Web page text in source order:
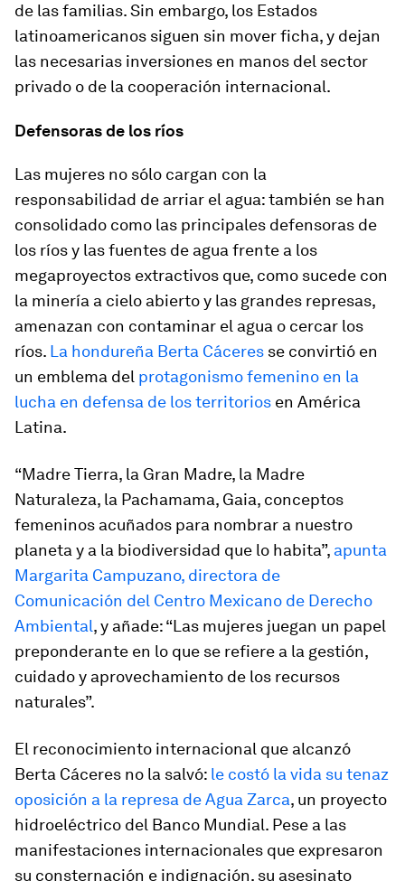
de las familias. Sin embargo, los Estados
latinoamericanos siguen sin mover ficha, y dejan
las necesarias inversiones en manos del sector
privado o de la cooperación internacional.
Defensoras de los ríos
Las mujeres no sólo cargan con la
responsabilidad de arriar el agua: también se han
consolidado como las principales defensoras de
los ríos y las fuentes de agua frente a los
megaproyectos extractivos que, como sucede con
la minería a cielo abierto y las grandes represas,
amenazan con contaminar el agua o cercar los
ríos. La hondureña Berta Cáceres se convirtió en
un emblema del protagonismo femenino en la
lucha en defensa de los territorios en América
Latina.
“Madre Tierra, la Gran Madre, la Madre
Naturaleza, la Pachamama, Gaia, conceptos
femeninos acuñados para nombrar a nuestro
planeta y a la biodiversidad que lo habita”, apunta
Margarita Campuzano, directora de
Comunicación del Centro Mexicano de Derecho
Ambiental, y añade: “Las mujeres juegan un papel
preponderante en lo que se refiere a la gestión,
cuidado y aprovechamiento de los recursos
naturales”.
El reconocimiento internacional que alcanzó
Berta Cáceres no la salvó: le costó la vida su tenaz
oposición a la represa de Agua Zarca, un proyecto
hidroeléctrico del Banco Mundial. Pese a las
manifestaciones internacionales que expresaron
su consternación e indignación, su asesinato